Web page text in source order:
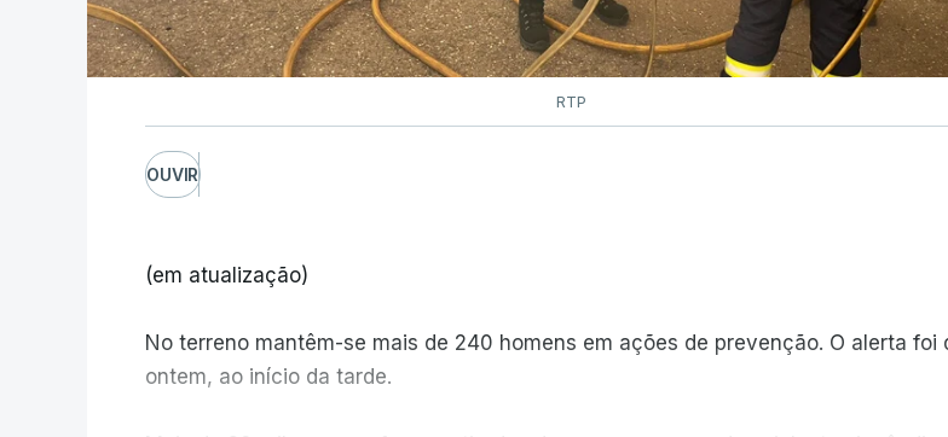
RTP
OUVIR
(em atualização)
No terreno mantêm-se mais de 240 homens em ações de prevenção. O alerta foi
ontem, ao início da tarde.